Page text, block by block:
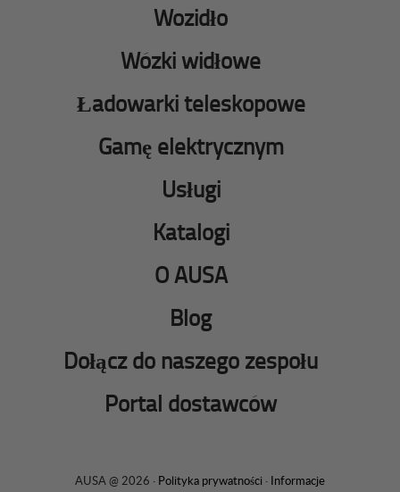
Wozidło
Wózki widłowe
Ładowarki teleskopowe
Gamę elektrycznym
Usługi
Katalogi
O AUSA
Blog
Dołącz do naszego zespołu
Portal dostawców
AUSA @ 2026 · Polityka prywatności · Informacje